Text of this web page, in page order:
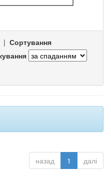
| Сортування
назад 1 далі